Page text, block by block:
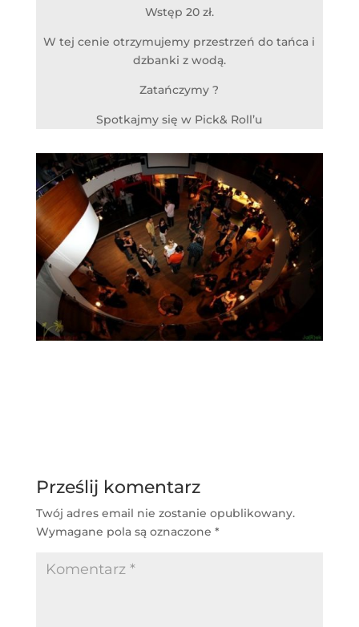
Wstęp 20 zł.
W tej cenie otrzymujemy przestrzeń do tańca i
dzbanki z wodą.
Zatańczymy ?
Spotkajmy się w Pick& Roll’u
Prześlij komentarz
Twój adres email nie zostanie opublikowany.
Wymagane pola są oznaczone *